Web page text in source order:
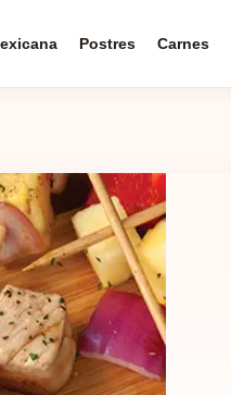
Postres Carnes